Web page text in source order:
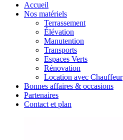
Accueil
Nos matériels
Terrassement
Élévation
Manutention
Transports
Espaces Verts
Rénovation
Location avec Chauffeur
Bonnes affaires & occasions
Partenaires
Contact et plan